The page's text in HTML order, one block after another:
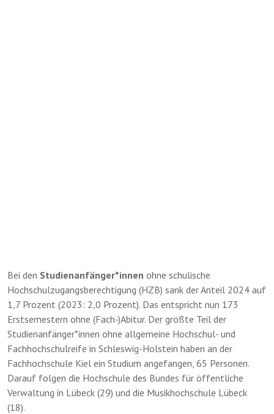
Bei den Studienanfänger*innen ohne schulische
Hochschulzugangsberechtigung (HZB) sank der Anteil 2024 auf
1,7 Prozent (2023: 2,0 Prozent). Das entspricht nun 173
Erstsemestern ohne (Fach-)Abitur. Der größte Teil der
Studienanfänger*innen ohne allgemeine Hochschul- und
Fachhochschulreife in Schleswig-Holstein haben an der
Fachhochschule Kiel ein Studium angefangen, 65 Personen.
Darauf folgen die Hochschule des Bundes für öffentliche
Verwaltung in Lübeck (29) und die Musikhochschule Lübeck
(18).